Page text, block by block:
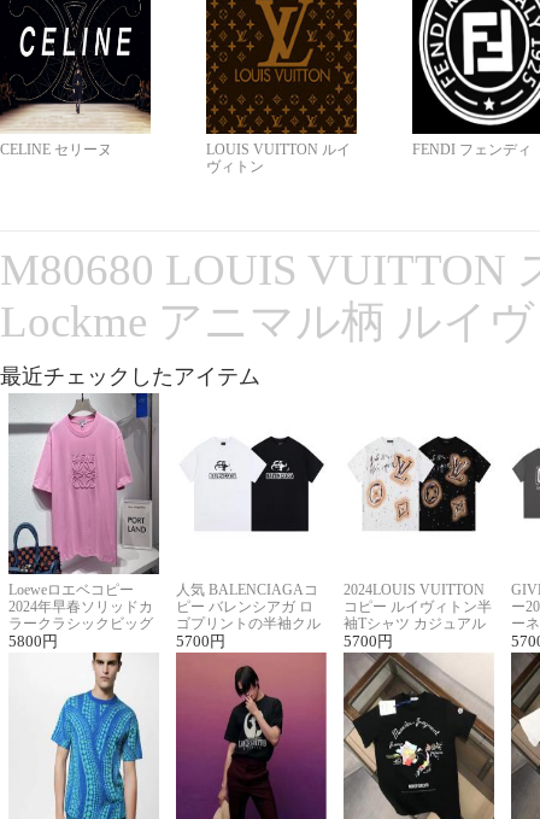
CELINE セリーヌ
LOUIS VUITTON ルイ
ヴィトン
FENDI フェンディ
M80680 LOUIS VUITTON
Lockme アニマル柄 ルイ
最近チェックしたアイテム
Loeweロエベコピー
2024年早春ソリッドカ
ラークラシックビッグ
ロゴ刺繍Tシャツ
5800 円
人気 BALENCIAGAコ
ピー バレンシアガ ロ
ゴプリントの半袖クル
ーネックTシャツ
5700 円
2024LOUIS VUITTON
コピー ルイヴィトン半
袖Tシャツ カジュアル
に馴染む 2色展開
5700 円
ー
ー
ー